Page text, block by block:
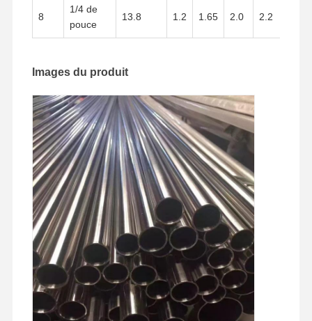
8
1/4 de
pouce
13.8 1.2 1.65 2.0 2.2
Images du produit